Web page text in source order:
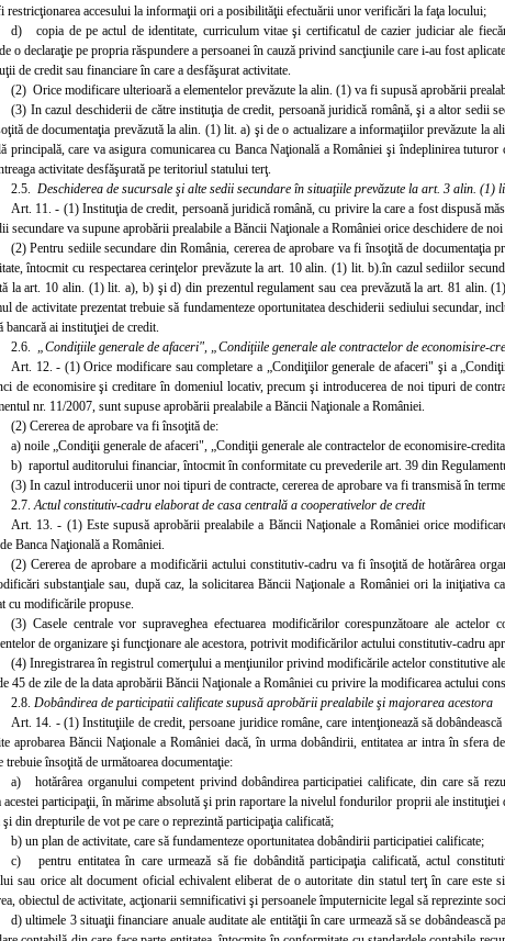
restricţionarea accesului la informaţii ori a posibilităţii efectuării unor verificări la faţa locului;
d) copia de pe actul de identitate, curriculum vitae şi certificatul de cazier judiciar ale
o declaraţie pe propria răspundere a persoanei în cauză privind sancţiunile care i-au fost
de credit sau financiare în care a desfăşurat activitate.
(2) Orice modificare ulterioară a elementelor prevăzute la alin. (1) va fi supusă aprobării
(3) In cazul deschiderii de către instituţia de credit, persoană juridică română, şi a altor sedii
de documentaţia prevăzută la alin. (1) lit. a) şi de o actualizare a informaţiilor prevăzute la
principală, care va asigura comunicarea cu Banca Naţională a României şi îndeplinirea
activitate desfăşurată pe teritoriul statului terţ.
2.5. Deschiderea de sucursale şi alte sedii secundare în situaţiile prevăzute la art. 3 alin. (1)
Art. 11. - (1) Instituţia de credit, persoană juridică română, cu privire la care a fost dispusă
secundare va supune aprobării prealabile a Băncii Naţionale a României orice deschidere de
(2) Pentru sediile secundare din România, cererea de aprobare va fi însoţită de
întocmit cu respectarea cerinţelor prevăzute la art. 10 alin. (1) lit. b).în cazul sediilor
la art. 10 alin. (1) lit. a), b) şi d) din prezentul regulament sau cea prevăzută la art. 81 alin.
de activitate prezentat trebuie să fundamenteze oportunitatea deschiderii sediului secundar,
bancară ai instituţiei de credit.
2.6.
„Condiţiile generale de afaceri", „Condiţiile generale ale contractelor de economisire-
Art. 12. - (1) Orice modificare sau completare a „Condiţiilor generale de afaceri" şi a
de economisire şi creditare în domeniul locativ, precum şi introducerea de noi tipuri de
nr. 11/2007, sunt supuse aprobării prealabile a Băncii Naţionale a României.
(2) Cererea de aprobare va fi însoţită de:
a) noile „Condiţii generale de afaceri", „Condiţii generale ale contractelor de economisire-
b) raportul auditorului financiar, întocmit în conformitate cu prevederile art. 39 din
(3) In cazul introducerii unor noi tipuri de contracte, cererea de aprobare va fi transmisă în
2.7. Actul constitutiv-cadru elaborat de casa centrală a cooperativelor de credit
Art. 13. - (1) Este supusă aprobării prealabile a Băncii Naţionale a României orice
Banca Naţională a României.
(2) Cererea de aprobare a modificării actului constitutiv-cadru va fi însoţită de hotărârea
substanţiale sau, după caz, la solicitarea Băncii Naţionale a României ori la iniţiativa
cu modificările propuse.
(3) Casele centrale vor supraveghea efectuarea modificărilor corespunzătoare ale
de organizare şi funcţionare ale acestora, potrivit modificărilor actului constitutiv-cadru
(4) Inregistrarea în registrul comerţului a menţiunilor privind modificările actelor constitutive
45 de zile de la data aprobării Băncii Naţionale a României cu privire la modificarea actului
2.8. Dobândirea de participatii calificate supusă aprobării prealabile şi majorarea acestora
Art. 14. - (1) Instituţiile de credit, persoane juridice române, care intenţionează să
aprobarea Băncii Naţionale a României dacă, în urma dobândirii, entitatea ar intra în sfera
trebuie însoţită de următoarea documentaţie:
a) hotărârea organului competent privind dobândirea participatiei calificate, din care să
acestei participaţii, în mărime absolută şi prin raportare la nivelul fondurilor proprii ale
şi din drepturile de vot pe care o reprezintă participaţia calificată;
b) un plan de activitate, care să fundamenteze oportunitatea dobândirii participatiei calificate;
c) pentru entitatea în care urmează să fie dobândită participaţia calificată, actul
sau orice alt document oficial echivalent eliberat de o autoritate din statul terţ în care este
obiectul de activitate, acţionarii semnificativi şi persoanele împuternicite legal să reprezinte
d) ultimele 3 situaţii financiare anuale auditate ale entităţii în care urmează să se dobândească